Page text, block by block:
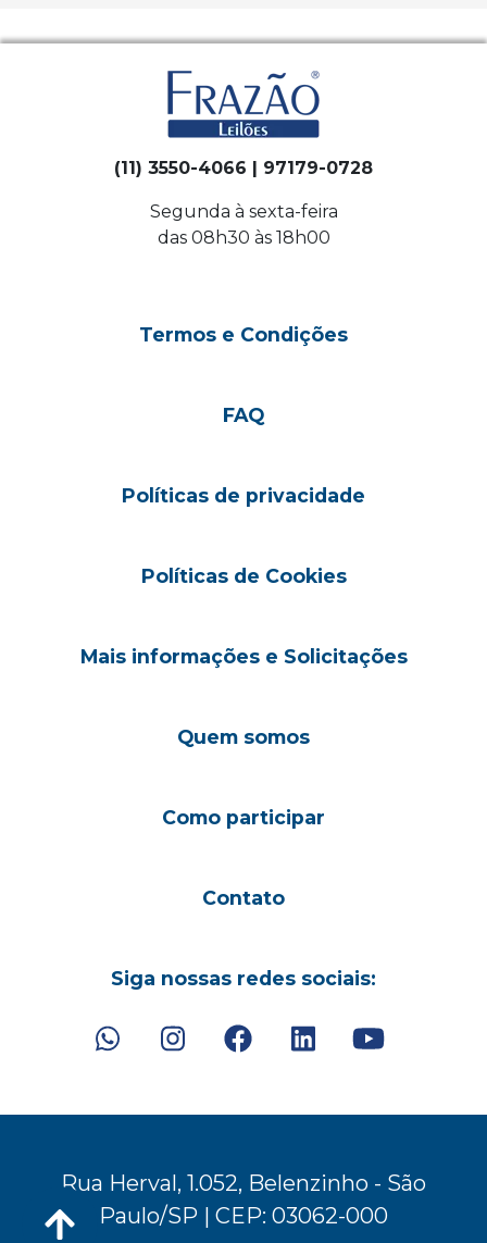
(11) 3550-4066 | 97179-0728
Segunda à sexta-feira
das 08h30 às 18h00
Termos e Condições
FAQ
Políticas de privacidade
Políticas de Cookies
Mais informações e Solicitações
Quem somos
Como participar
Contato
Siga nossas redes sociais:
Rua Herval, 1.052, Belenzinho - São
Paulo/SP | CEP: 03062-000